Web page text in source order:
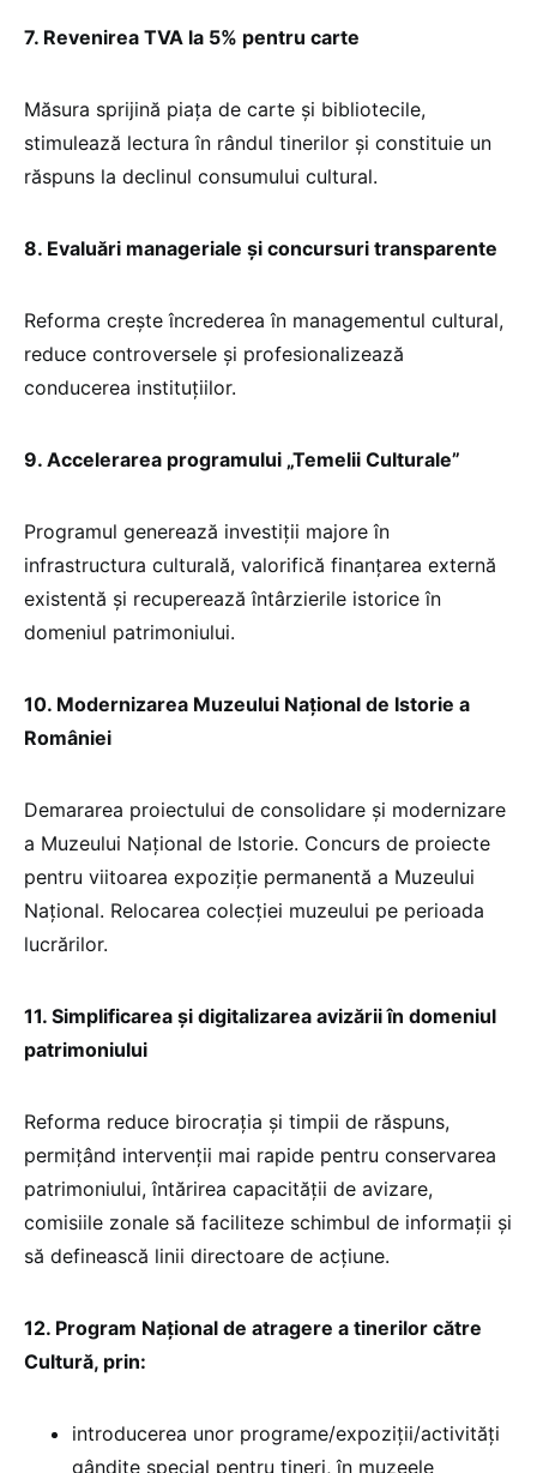
7. Revenirea TVA la 5% pentru carte
Măsura sprijină piața de carte și bibliotecile,
stimulează lectura în rândul tinerilor și constituie un
răspuns la declinul consumului cultural.
8. Evaluări manageriale și concursuri transparente
Reforma crește încrederea în managementul cultural,
reduce controversele și profesionalizează
conducerea instituțiilor.
9. Accelerarea programului „Temelii Culturale”
Programul generează investiții majore în
infrastructura culturală, valorifică finanțarea externă
existentă și recuperează întârzierile istorice în
domeniul patrimoniului.
10. Modernizarea Muzeului Național de Istorie a
României
Demararea proiectului de consolidare şi modernizare
a Muzeului Național de Istorie. Concurs de proiecte
pentru viitoarea expoziție permanentă a Muzeului
Național. Relocarea colecției muzeului pe perioada
lucrărilor.
11. Simplificarea și digitalizarea avizării în domeniul
patrimoniului
Reforma reduce birocrația și timpii de răspuns,
permițând intervenții mai rapide pentru conservarea
patrimoniului, întărirea capacității de avizare,
comisiile zonale să faciliteze schimbul de informații și
să definească linii directoare de acțiune.
12. Program Național de atragere a tinerilor către
Cultură, prin:
introducerea unor programe/expoziții/activități
gândite special pentru tineri, în muzeele